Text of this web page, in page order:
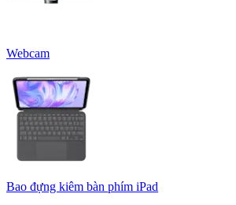
Webcam
Bao đựng kiêm bàn phím iPad